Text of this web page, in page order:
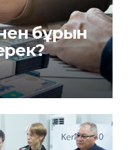
бұрын